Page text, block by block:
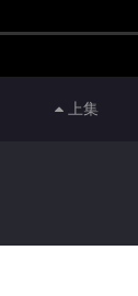
上集